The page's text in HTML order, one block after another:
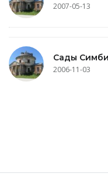
2007-05-13
Сады
2006-11-03